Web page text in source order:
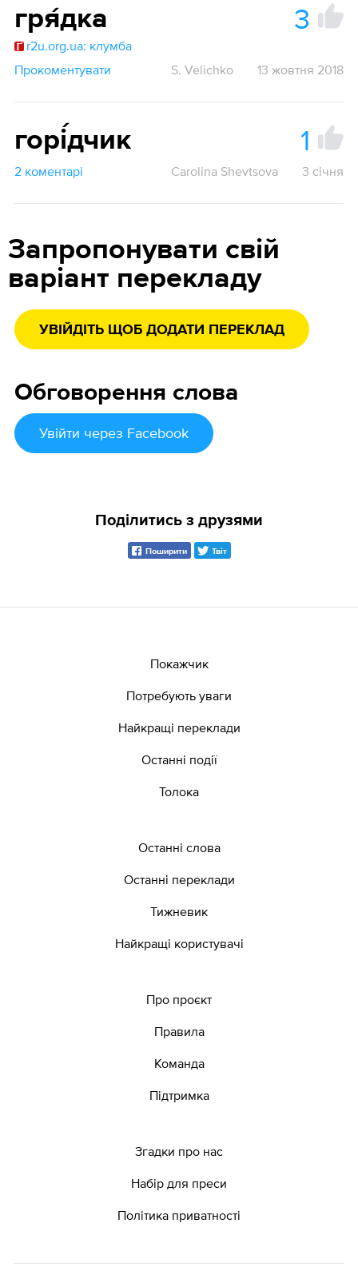
гря́дка 3
r2u.org.ua: клумба
Прокоментувати
S. Velichko 13 жовтня 2018
горі́дчик 1
2 коментарі Carolina Shevtsova 3 січня
Запропонувати свій
варіант перекладу
УВІЙДІТЬ ЩОБ ДОДАТИ ПЕРЕКЛАД
Обговорення слова
Увійти через Facebook
Поділитись з друзями
Поширити Твіт
Покажчик
Потребують уваги
Найкращі переклади
Останні події
Толока
Останні слова
Останні переклади
Тижневик
Найкращі користувачі
Про проєкт
Правила
Команда
Підтримка
Згадки про нас
Набір для преси
Політика приватності